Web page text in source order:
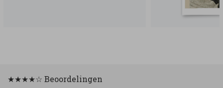
★★★★☆ Beoordelingen